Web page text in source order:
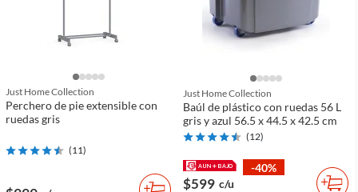
Just Home Collection
Perchero de pie extensible con
ruedas gris
(11)
Just Home Collection
Baúl de plástico con ruedas 56 L
gris y azul 56.5 x 44.5 x 42.5 cm
(12)
-40%
$599 c/u